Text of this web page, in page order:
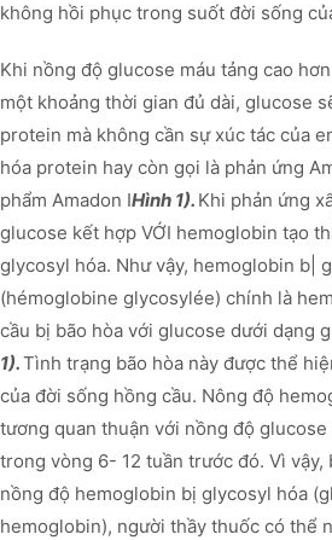
không hồi phục trong suốt đời sống
Khi nồng độ glucose máu tảng cao
một khoảng thời gian đủ dài, glucose
protein mà không cần sự xúc tác của
hóa protein hay còn gọi là phản ứng
phẩm Amadon IHình 1). Khi phản ứng
glucose kết hợp VỚI hemoglobin tạo
glycosyl hóa. Như vậy, hemoglobin b|
(hémoglobine glycosylée) chính là
cầu bị bão hòa với glucose dưới dạng
1).Tình trạng bão hòa này được thể
của đời sống hồng cầu. Nông độ
tương quan thuận với nồng độ
trong vòng 6- 12 tuần trước đó. Vì vậy,
nồng độ hemoglobin bị glycosyl hóa
hemoglobin), người thầy thuốc có thể